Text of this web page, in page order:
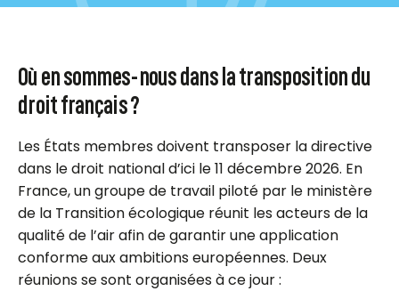
Où en sommes-nous dans la transposition du
droit français ?
Les États membres doivent transposer la directive
dans le droit national d’ici le 11 décembre 2026. En
France, un groupe de travail piloté par le ministère
de la Transition écologique réunit les acteurs de la
qualité de l’air afin de garantir une application
conforme aux ambitions européennes. Deux
réunions se sont organisées à ce jour :